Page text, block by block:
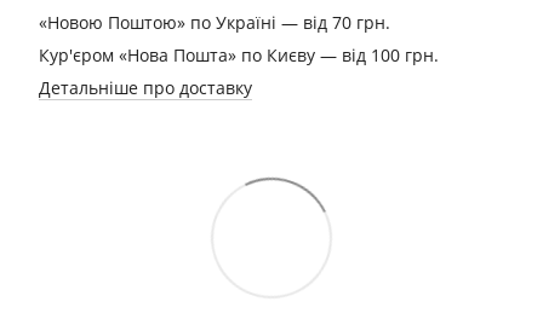
«Новою Поштою» по Україні — від 70 грн.
Кур'єром «Нова Пошта» по Києву — від 100 грн.
Детальніше про доставку